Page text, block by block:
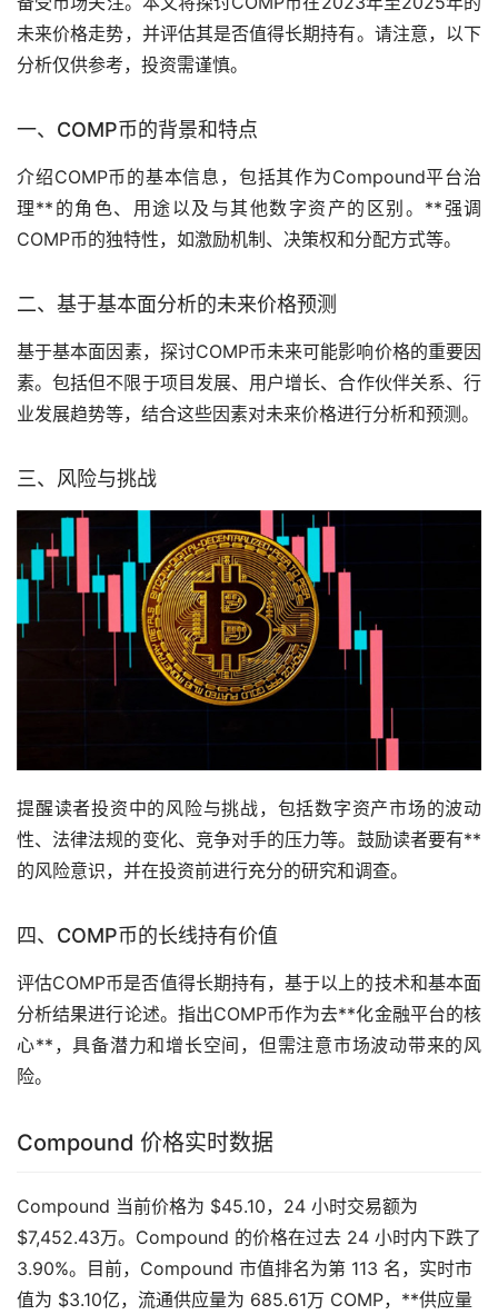
未来价格走势，并评估其是否值得长期持有。请注意，以下
分析仅供参考，投资需谨慎。
一、COMP币的背景和特点
介绍COMP币的基本信息，包括其作为Compound平台治
理**的角色、用途以及与其他数字资产的区别。**强调
COMP币的独特性，如激励机制、决策权和分配方式等。
二、基于基本面分析的未来价格预测
基于基本面因素，探讨COMP币未来可能影响价格的重要因
素。包括但不限于项目发展、用户增长、合作伙伴关系、行
业发展趋势等，结合这些因素对未来价格进行分析和预测。
三、风险与挑战
提醒读者投资中的风险与挑战，包括数字资产市场的波动
性、法律法规的变化、竞争对手的压力等。鼓励读者要有**
的风险意识，并在投资前进行充分的研究和调查。
四、COMP币的长线持有价值
评估COMP币是否值得长期持有，基于以上的技术和基本面
分析结果进行论述。指出COMP币作为去**化金融平台的核
心**，具备潜力和增长空间，但需注意市场波动带来的风
险。
Compound 价格实时数据
Compound 当前价格为 $45.10，24 小时交易额为
$7,452.43万。Compound 的价格在过去 24 小时内下跌了
3.90%。目前，Compound 市值排名为第 113 名，实时市
值为 $3.10亿，流通供应量为 685.61万 COMP，**供应量